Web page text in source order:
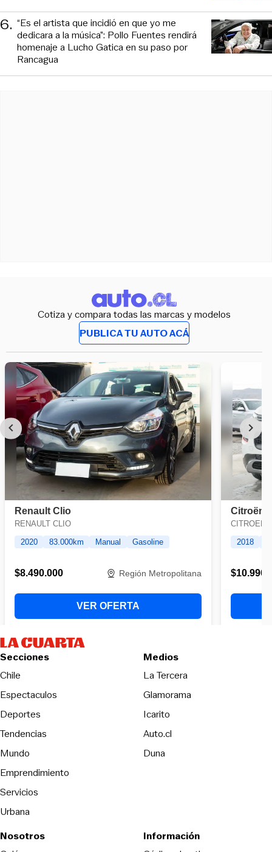
6. “Es el artista que incidió en que yo me
dedicara a la música”: Pollo Fuentes rendirá
homenaje a Lucho Gatica en su paso por
Rancagua
Cotiza y compara todas las marcas y modelos
PUBLICA TU AUTO ACÁ
Secciones
Chile
Espectaculos
Deportes
Tendencias
Mundo
Emprendimiento
Servicios
Urbana
Medios
La TerceraOpens in new
Glamorama
Icarito
Auto.cl
DunaOpens in new window
Nosotros
Información